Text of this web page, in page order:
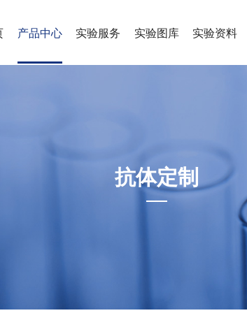
产品中心 实验服务 实验图库 实验资料
抗体定制